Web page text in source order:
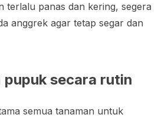
terlalu panas dan kering, segera
anggrek agar tetap segar dan
pupuk secara rutin
semua tanaman untuk